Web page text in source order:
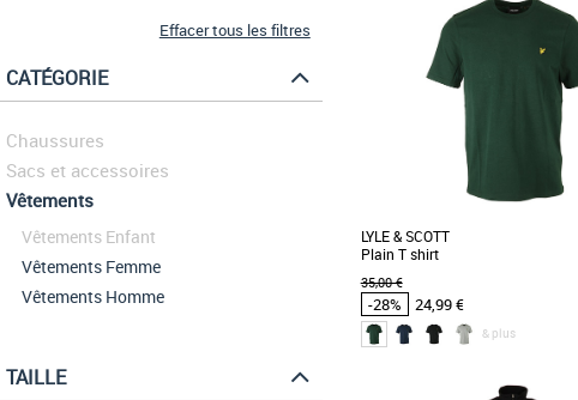
Effacer tous les filtres
CATÉGORIE
Chaussures
Sacs et accessoires
Vêtements
Vêtements Enfant
Vêtements Femme
Vêtements Homme
TAILLE
LYLE & SCOTT
Plain T shirt
35,00 €
-28% 24,99 €
& plus